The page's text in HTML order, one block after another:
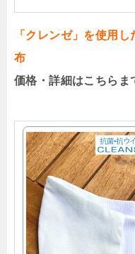
「クレンゼ」を使用
布
価格・詳細はこちら